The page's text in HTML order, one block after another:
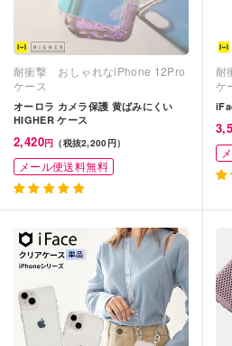
耐衝撃 おしゃれなiPhone 12Pro
ケース
オーロラ カメラ保護 黄ばみにくい
HIGHER ケース
2,420円 （税抜2,200円）
メール便送料無料
耐
ケ